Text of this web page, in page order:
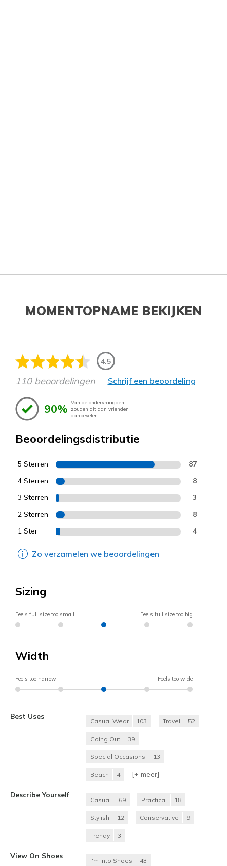
MOMENTOPNAME BEKIJKEN
4.5
110 beoordelingen Schrijf een beoordeling
90% Van de ondervraagden
zouden dit aan vrienden
aanbevelen.
Beoordelingsdistributie
5 Sterren 87
4 Sterren 8
3 Sterren 3
2 Sterren 8
1 Ster 4
Zo verzamelen we beoordelingen
Sizing
Feels full size too small Feels full size too big
Width
Feels too narrow Feels too wide
Best Uses
Casual Wear 103 Travel 52
Going Out 39
Special Occasions 13
Beach 4 [+ meer]
Describe Yourself
Casual 69 Practical 18
Stylish 12 Conservative 9
Trendy 3
View On Shoes
I'm Into Shoes 43